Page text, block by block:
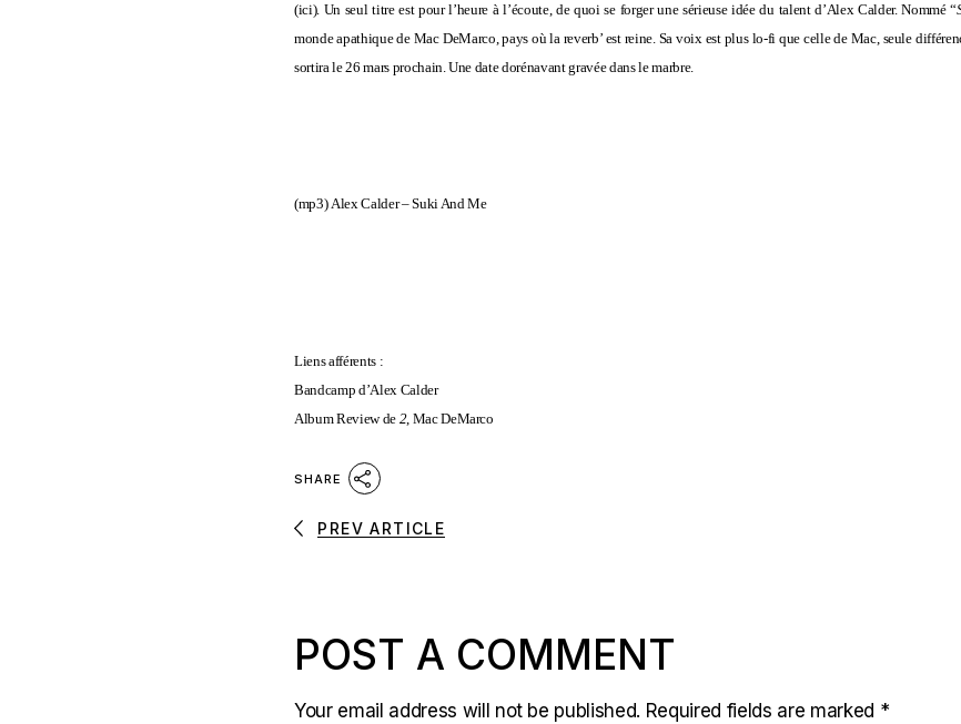
(ici). Un seul titre est pour l’heure à l’écoute, de quoi se forger une sérieuse idée du talent d’Alex Calder. Nommé “
monde apathique de Mac DeMarco, pays où la reverb’ est reine. Sa voix est plus lo-fi que celle de Mac, seule
sortira le 26 mars prochain. Une date dorénavant gravée dans le marbre.
(mp3)Alex Calder – Suki And Me
Liens afférents :
Bandcamp d’Alex Calder
Album Review de 2, Mac DeMarco
SHARE
PREV ARTICLE
POST A COMMENT
Your email address will not be published. Required fields are marked *